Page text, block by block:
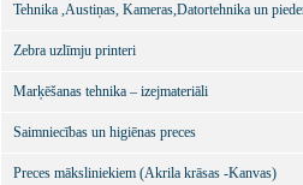
Tehnika ,Austiņas, Kameras,Datortehnika un
Zebra uzlīmju printeri
Marķēšanas tehnika – izejmateriāli
Saimniecības un higiēnas preces
Preces māksliniekiem (Akrila krāsas -Kanvas)